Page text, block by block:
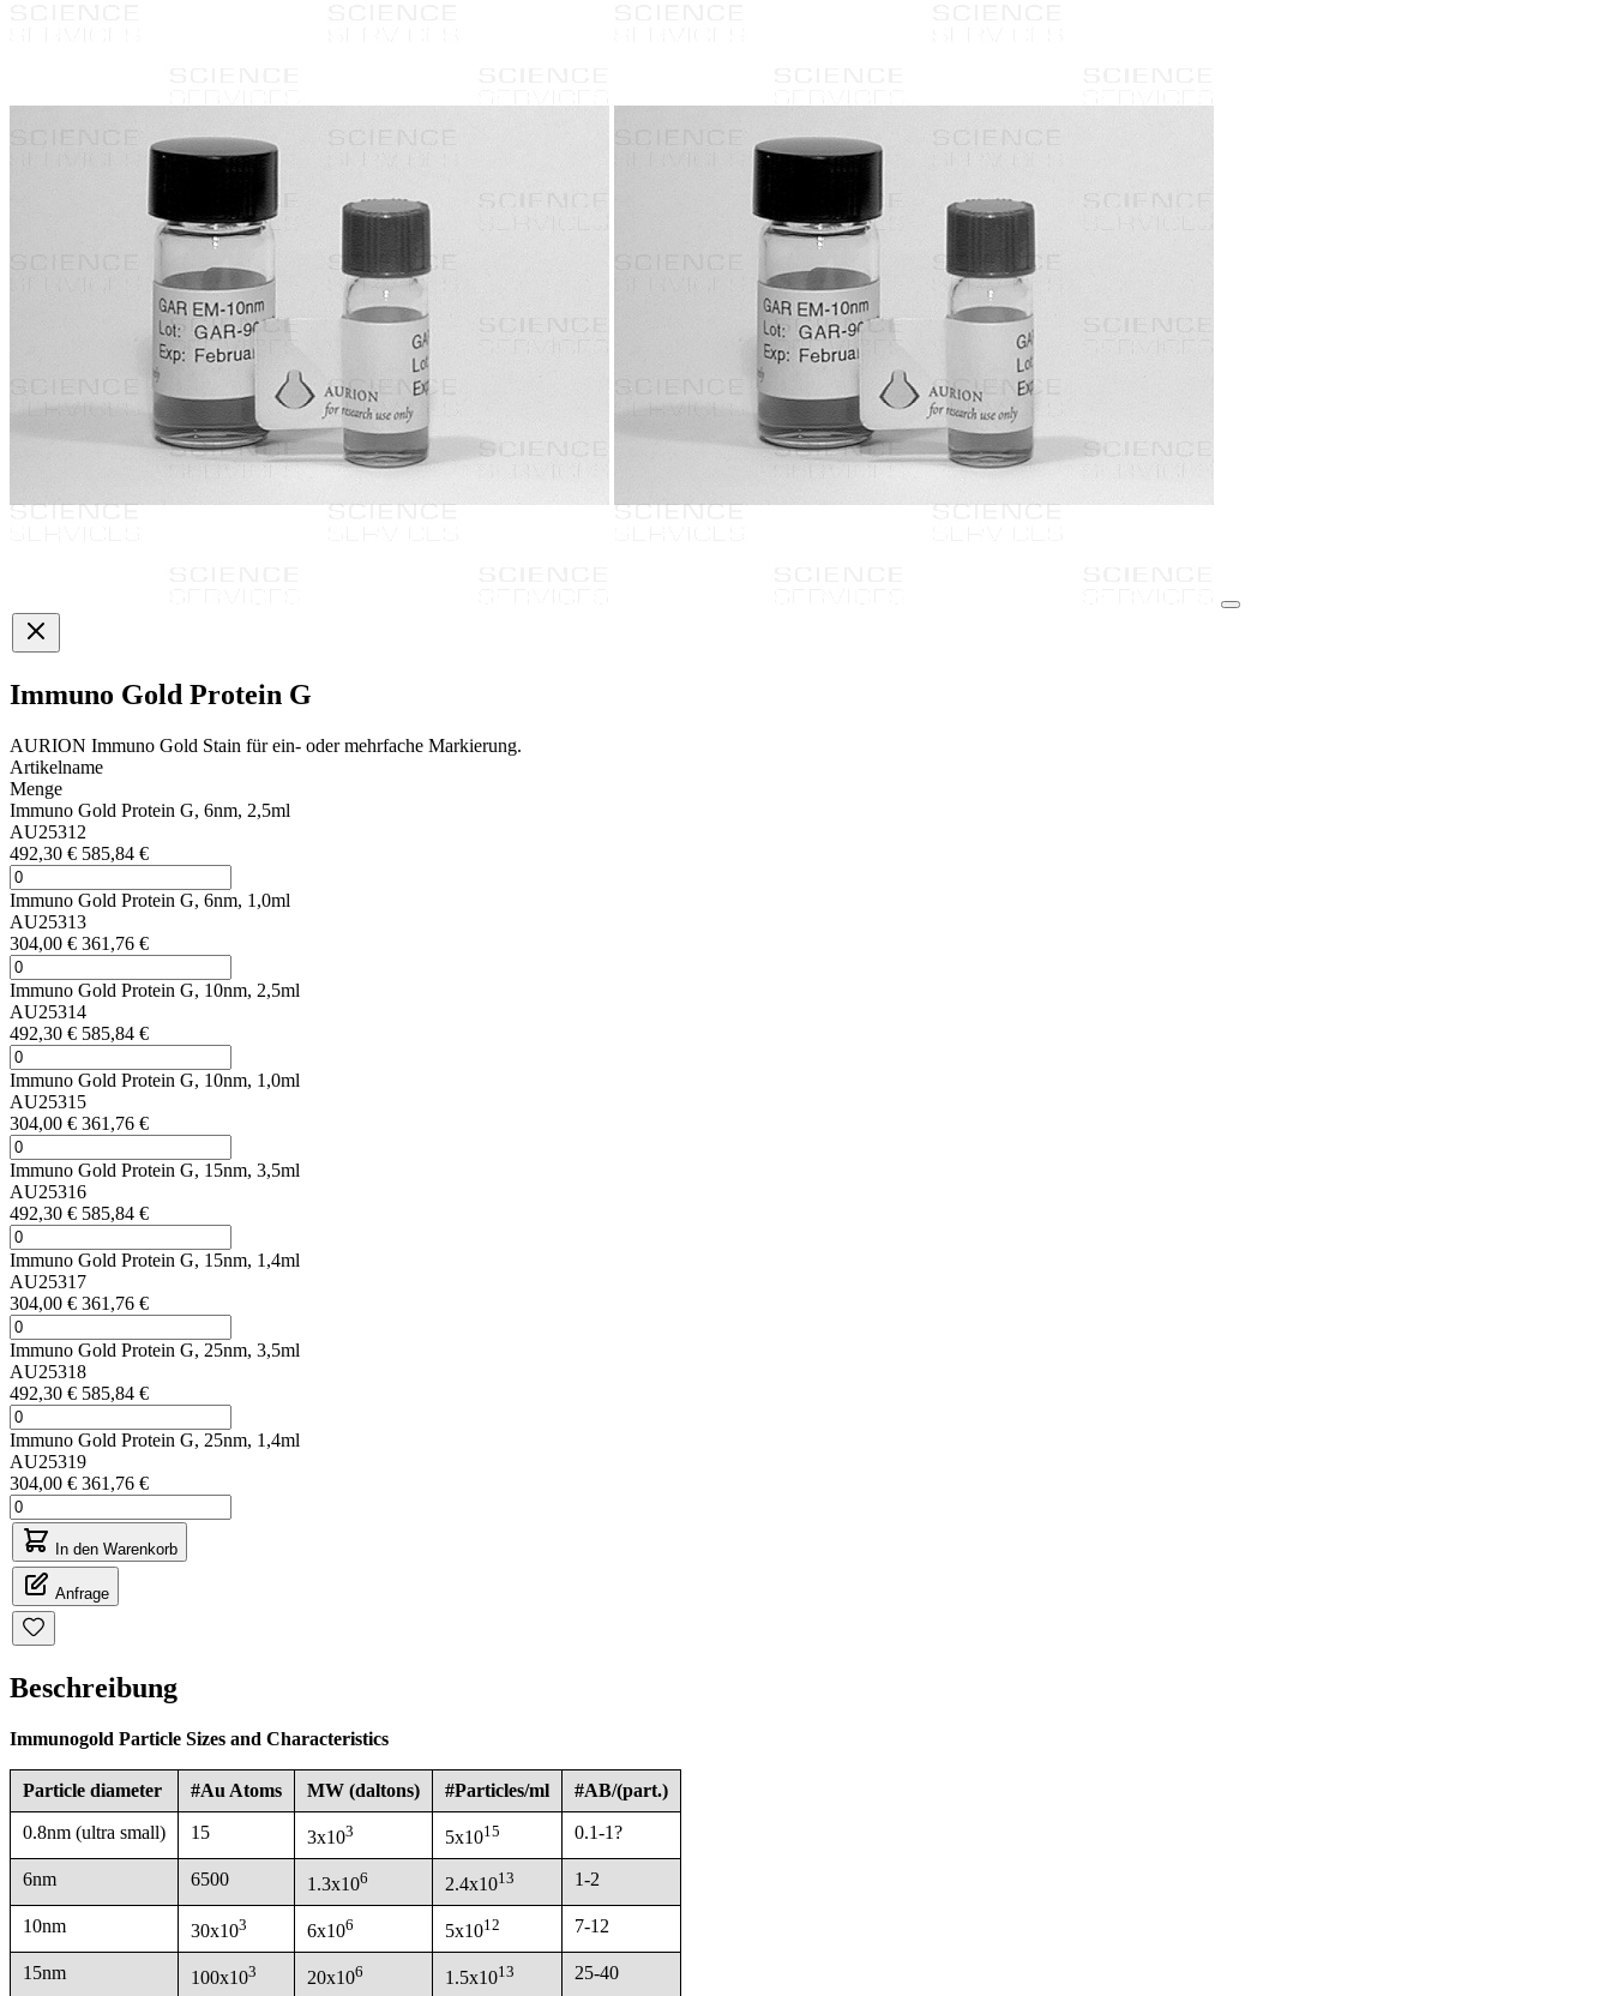
Immuno Gold Protein G
AURION Immuno Gold Stain für ein- oder mehrfache Markierung.
Artikelname
Menge
Immuno Gold Protein G, 6nm, 2,5ml
AU25312
492,30 € 585,84 €
Immuno Gold Protein G, 6nm, 1,0ml
AU25313
304,00 € 361,76 €
Immuno Gold Protein G, 10nm, 2,5ml
AU25314
492,30 € 585,84 €
Immuno Gold Protein G, 10nm, 1,0ml
AU25315
304,00 € 361,76 €
Immuno Gold Protein G, 15nm, 3,5ml
AU25316
492,30 € 585,84 €
Immuno Gold Protein G, 15nm, 1,4ml
AU25317
304,00 € 361,76 €
Immuno Gold Protein G, 25nm, 3,5ml
AU25318
492,30 € 585,84 €
Immuno Gold Protein G, 25nm, 1,4ml
AU25319
304,00 € 361,76 €
In den Warenkorb
Anfrage
Beschreibung
Immunogold Particle Sizes and Characteristics
Particle diameter #Au Atoms MW (daltons) #Particles/ml #AB/(part.)
0.8nm (ultra small) 15 3x103 5x1015 0.1-1?
6nm 6500 1.3x106 2.4x1013 1-2
10nm 30x103 6x106 5x1012 7-12
15nm 100x103 20x106 1.5x1013 25-40